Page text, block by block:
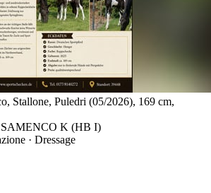
Stallone, Puledri (05/2026), 169 cm,
SAMENCO K (HB I)
· Dressage